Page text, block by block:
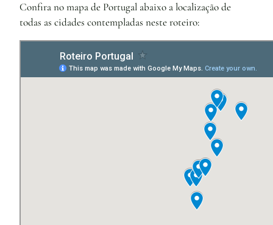
Confira no mapa de Portugal abaixo a localização de
todas as cidades contempladas neste roteiro: